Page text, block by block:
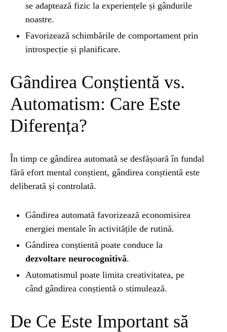
se adaptează fizic la experiențele și gândurile
noastre.
Favorizează schimbările de comportament prin
introspecție și planificare.
Gândirea Conștientă vs.
Automatism: Care Este
Diferența?
În timp ce gândirea automată se desfășoară în fundal
fără efort mental conștient, gândirea conștientă este
deliberată și controlată.
Gândirea automată favorizează economisirea
energiei mentale în activitățile de rutină.
Gândirea conștientă poate conduce la
dezvoltare neurocognitivă.
Automatismul poate limita creativitatea, pe
când gândirea conștientă o stimulează.
De Ce Este Important să
ȘTIINȚA
Ai simțit vreodată deja-vu? Află de ce se